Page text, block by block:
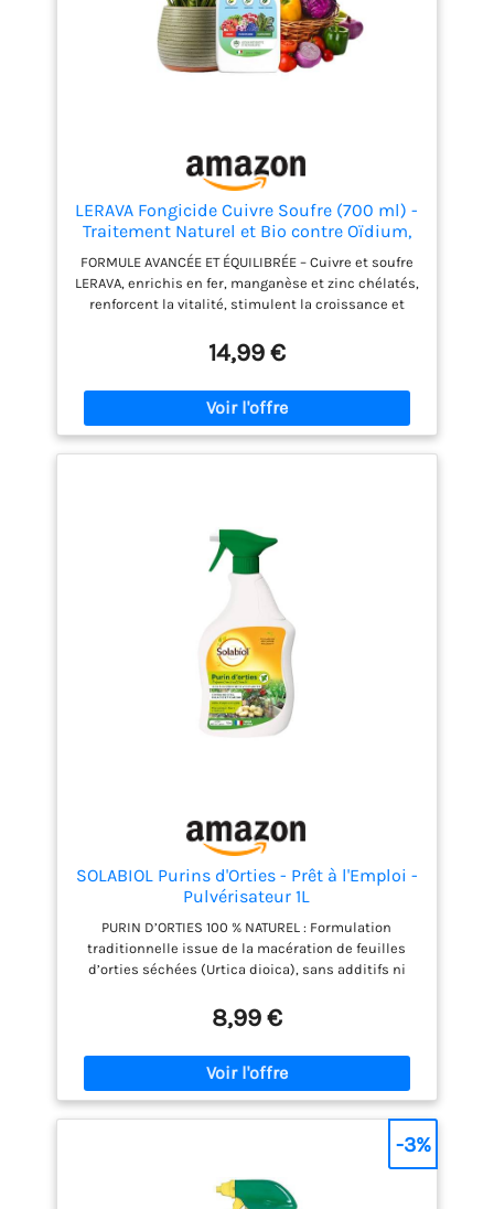
LERAVA Fongicide Cuivre Soufre (700 ml) -
Traitement Naturel et Bio contre Oïdium,
Mildiou et Maladies des Plantes -
Protection Efficace pour Rosiers, Vignes et
Jardin - Formule Facile à Utiliser
FORMULE AVANCÉE ET ÉQUILIBRÉE – Cuivre et soufre
LERAVA, enrichis en fer, manganèse et zinc chélatés,
renforcent la vitalité, stimulent la croissance et
APPLICATION SIMPLE ET EFFICACE – Agiter avant
usage puis pulvériser uniformément à 40–50 cm. À
renouveler tous les 15 jours (hors floraison) pour
des plantes florissantes, vigoureuses et
productives. TRAITEMENT RÉGULIER ET PRÉVENTIF –
Une application bimensuelle suffit pour prévenir
EFFICACE – Adapté à toutes les saisons, ce
traitement bio au cuivre et soufre protège
continuellement les plantes des champignons, des
maladies et des variations climatiques. SÛR ET
RESPECTUEUX DES RÉCOLTES – En respectant un
délai de 15 jours avant la récolte, vous assurez la
sécurité alimentaire et la fraîcheur de fruits et
légumes, pour un potager naturel et durable.
14,99 €
SOLABIOL Purins d'Orties - Prêt à l'Emploi -
Pulvérisateur 1L
PURIN D’ORTIES 100 % NATUREL : Formulation
traditionnelle issue de la macération de feuilles
d’orties séchées (Urtica dioica), sans additifs ni
ACARICIDE ET FONGICIDE : Agit efficacement contre
les pucerons, acariens, mildiou, oïdium et autres
agents pathogènes. PRÊT-À-L’EMPLOI : Utilisation
directe sans dilution nécessaire — idéal pour un
traitement rapide et sans préparation. POLYVALENT
SUR TOUTES CULTURES : Convient aux cultures
potagères, fruitières, florales et ornementales, en
prévention ou en traitement. APPLICATION SIMPLE :
Pulvérisez uniformément sur les deux faces des
feuilles pour une protection optimale de vos
8,99 €
-3%